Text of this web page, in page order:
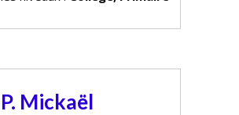
P. Mickaël